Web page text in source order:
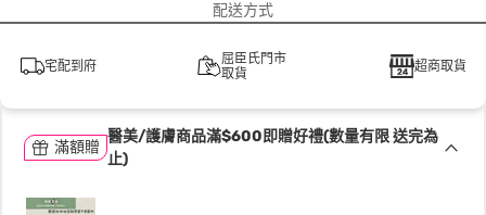
配送方式
宅配到府
屈臣氏門市
取貨
超商取貨
滿額贈
醫美/護膚商品滿$600即贈好禮(數量有限 送完為
止)